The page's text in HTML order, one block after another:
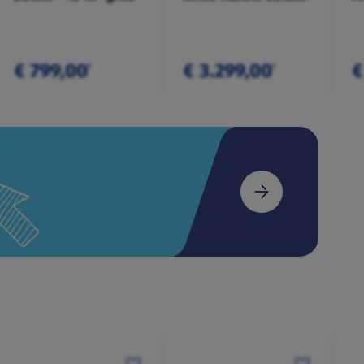
€ 799,00¹ € 3.299,00¹